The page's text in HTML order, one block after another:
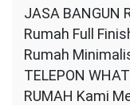
JASA BANGUN
Rumah Full
Rumah
TELEPON
RUMAH Kami